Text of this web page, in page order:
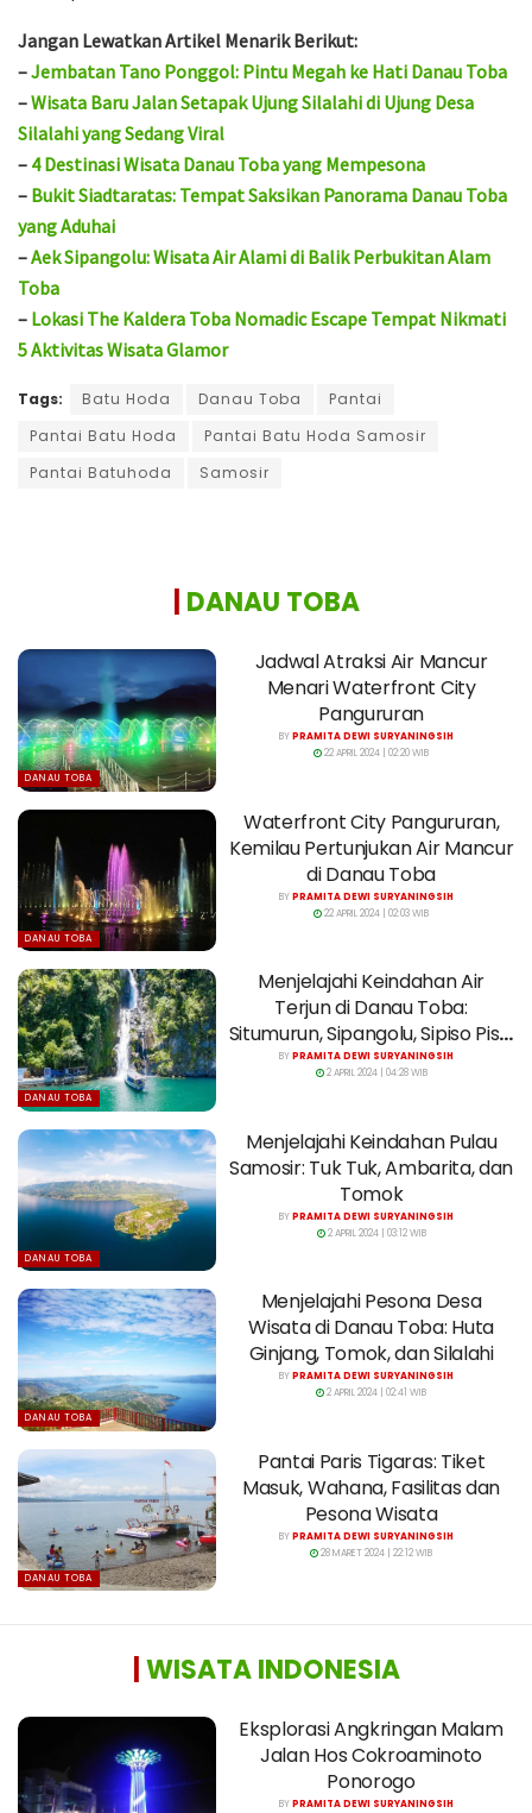
Jangan Lewatkan Artikel Menarik Berikut:
–Jembatan Tano Ponggol: Pintu Megah ke Hati Danau Toba
–Wisata Baru Jalan Setapak Ujung Silalahi di Ujung Desa
Silalahi yang Sedang Viral
– 4 Destinasi Wisata Danau Toba yang Mempesona
– Bukit Siadtaratas: Tempat Saksikan Panorama Danau Toba
yang Aduhai
–Aek Sipangolu: Wisata Air Alami di Balik Perbukitan Alam
Toba
– Lokasi The Kaldera Toba Nomadic Escape Tempat Nikmati
5 Aktivitas Wisata Glamor
Tags: Batu Hoda Danau Toba
Pantai
Pantai Batu Hoda
Pantai Batu Hoda Samosir
Pantai Batuhoda
Samosir
DANAU TOBA
DANAU TOBA
Jadwal Atraksi Air Mancur
Menari Waterfront City
Pangururan
BYPRAMITA DEWI SURYANINGSIH
22 APRIL 2024 | 02:20 WIB
DANAU TOBA
Waterfront City Pangururan,
Kemilau Pertunjukan Air Mancur
di Danau Toba
BYPRAMITA DEWI SURYANINGSIH
22 APRIL 2024 | 02:03 WIB
DANAU TOBA
Menjelajahi Keindahan Air
Terjun di Danau Toba:
Situmurun, Sipangolu, Sipiso Piso,
dan Janji
BYPRAMITA DEWI SURYANINGSIH
2 APRIL 2024 | 04:28 WIB
DANAU TOBA
Menjelajahi Keindahan Pulau
Samosir: Tuk Tuk, Ambarita, dan
Tomok
BYPRAMITA DEWI SURYANINGSIH
2 APRIL 2024 | 03:12 WIB
DANAU TOBA
Menjelajahi Pesona Desa
Wisata di Danau Toba: Huta
Ginjang, Tomok, dan Silalahi
BYPRAMITA DEWI SURYANINGSIH
2 APRIL 2024 | 02:41 WIB
DANAU TOBA
Pantai Paris Tigaras: Tiket
Masuk, Wahana, Fasilitas dan
Pesona Wisata
BYPRAMITA DEWI SURYANINGSIH
28 MARET 2024 | 22:12 WIB
WISATA INDONESIA
Eksplorasi Angkringan Malam
Jalan Hos Cokroaminoto
Ponorogo
BYPRAMITA DEWI SURYANINGSIH